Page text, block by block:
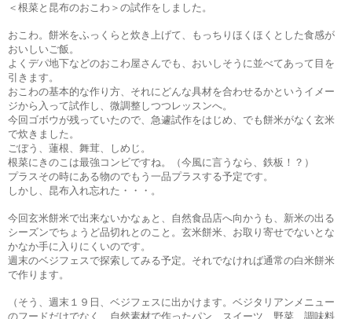
＜根菜と昆布のおこわ＞の試作をしました。
おこわ。餅米をふっくらと炊き上げて、もっちりほくほくとした食感が
おいしいご飯。
よくデパ地下などのおこわ屋さんでも、おいしそうに並べてあって目を
引きます。
おこわの基本的な作り方、それにどんな具材を合わせるかというイメー
ジから入って試作し、微調整しつつレッスンへ。
今回ゴボウが残っていたので、急遽試作をはじめ、でも餅米がなく玄米
で炊きました。
ごぼう、蓮根、舞茸、しめじ。
根菜にきのこは最強コンビですね。（今風に言うなら、鉄板！？）
プラスその時にある物のでもう一品プラスする予定です。
しかし、昆布入れ忘れた・・・。
今回玄米餅米で出来ないかなぁと、自然食品店へ向かうも、新米の出る
シーズンでちょうど品切れとのこと。玄米餅米、お取り寄せでないとな
かなか手に入りにくいのです。
週末のベジフェスで探索してみる予定。それでなければ通常の白米餅米
で作ります。
（そう、週末１９日、ベジフェスに出かけます。ベジタリアンメニュー
のフードだけでなく、自然素材で作ったパン、スイーツ、野菜、調味料